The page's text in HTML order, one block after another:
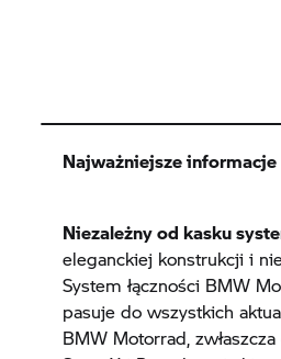
Najważniejsze informacje
Niezależny od kasku
eleganckiej konstrukcji i
System łączności BMW
pasuje do wszystkich
BMW Motorrad,